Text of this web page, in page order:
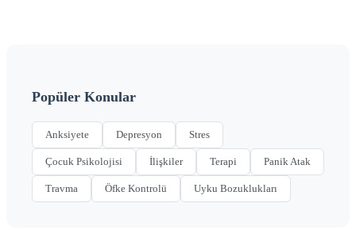
Popüler Konular
Anksiyete Depresyon Stres
Çocuk Psikolojisi İlişkiler Terapi Panik Atak
Travma Öfke Kontrolü Uyku Bozuklukları